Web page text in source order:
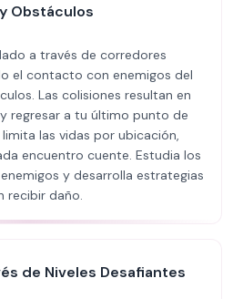
Obstáculos
a través de corredores
el contacto con enemigos del
Las colisiones resultan en
regresar a tu último punto de
las vidas por ubicación,
encuentro cuente. Estudia los
y desarrolla estrategias
recibir daño.
de Niveles Desafiantes